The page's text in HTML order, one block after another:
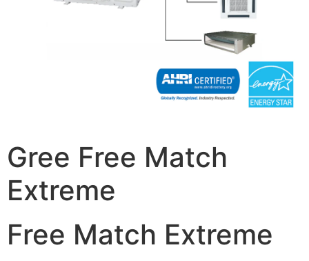
Gree Free Match
Extreme
Free Match Extreme